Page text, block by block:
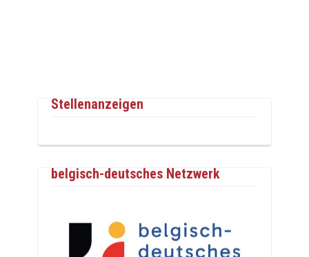
Stellenanzeigen
belgisch-deutsches Netzwerk